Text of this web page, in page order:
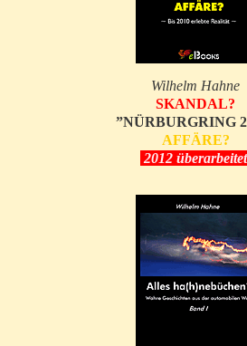
Wilhelm Hahne
SKANDAL?
”NÜRBURGRING
AFFÄRE?
2012 überarbeitet